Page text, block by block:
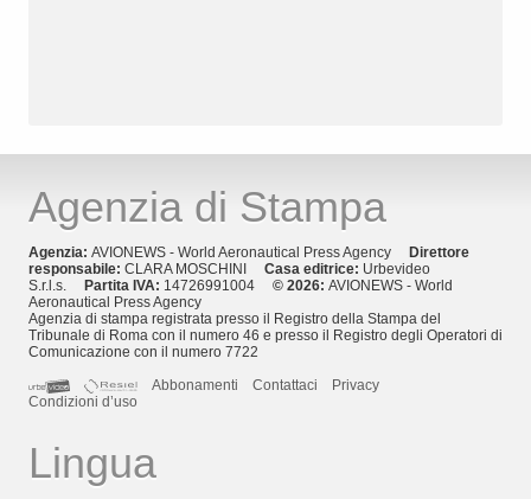
Agenzia di Stampa
Agenzia: AVIONEWS - World Aeronautical Press Agency
Direttore
responsabile: CLARA MOSCHINI Casa editrice: Urbevideo
S.r.l.s.
Partita IVA: 14726991004 © 2026: AVIONEWS - World
Aeronautical Press Agency
Agenzia di stampa registrata presso il Registro della Stampa del
Tribunale di Roma con il numero 46 e presso il Registro degli Operatori di
Comunicazione con il numero 7722
Abbonamenti
Contattaci
Privacy
Condizioni d’uso
Lingua